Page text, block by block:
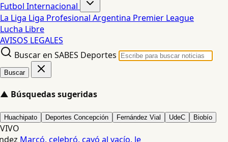
Futbol Internacional
La Liga Liga Profesional Argentina Premier League
Lucha Libre
AVISOS LEGALES
Buscar en SABES Deportes
Buscar
▲ Búsquedas sugeridas
Huachipato Deportes Concepción Fernández Vial UdeC Biobío
VIVO
Marcó, celebró, cayó al vacío, le